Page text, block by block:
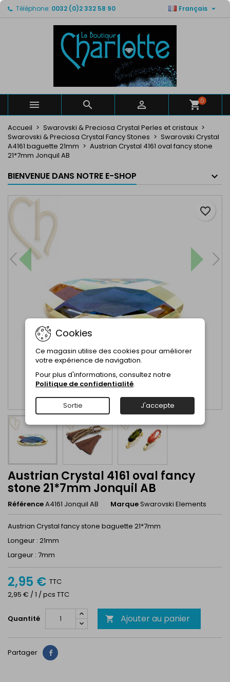
Téléphone: 0032 (0)2 332 58 90 Français 
   0
Accueil
Swarovski & Preciosa Crystal Perles et cristaux
Swarovski & Preciosa Crystal Fancy Stones
Swarovski Crystal
A4161 baguette 21mm
Austrian Crystal 4161 oval fancy stone
21*7mm Jonquil AB
BIENVENUE DANS NOTRE E-SHOP
Austrian Crystal 4161 oval fancy
stone 21*7mm Jonquil AB
RéférenceA4161 Jonquil AB MarqueSwarovski Elements
Austrian Crystal fancy stone baguette 21*7mm
Longeur : 21mm
Largeur : 7mm
2,95 € TTC
2,95 € / 1 / pcs TTC
Quantité  Ajouter au panier
favorite_border
Partager Partager
Mes listes de favorits ×
Créer un liste
Créer une liste d'envies ×
Nom de la liste d'envies
Annuler Créer une liste d'envies
Connexion ×
Vous devez être connecté pour ajouter des produits
à votre liste d'envies.
Annuler Connexion
Cookies
Ce magasin utilise des cookies pour améliorer
votre expérience de navigation.
Pour plus d'informations, consultez notre
Politique de confidentialité.
Sortie J'accepte